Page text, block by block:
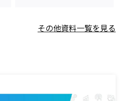
その他資料一覧を見る